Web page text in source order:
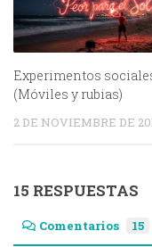
Experimentos
(Móviles y rubias)
2 DE NOVIEMBRE DE
15 RESPUESTAS
Comentarios 15